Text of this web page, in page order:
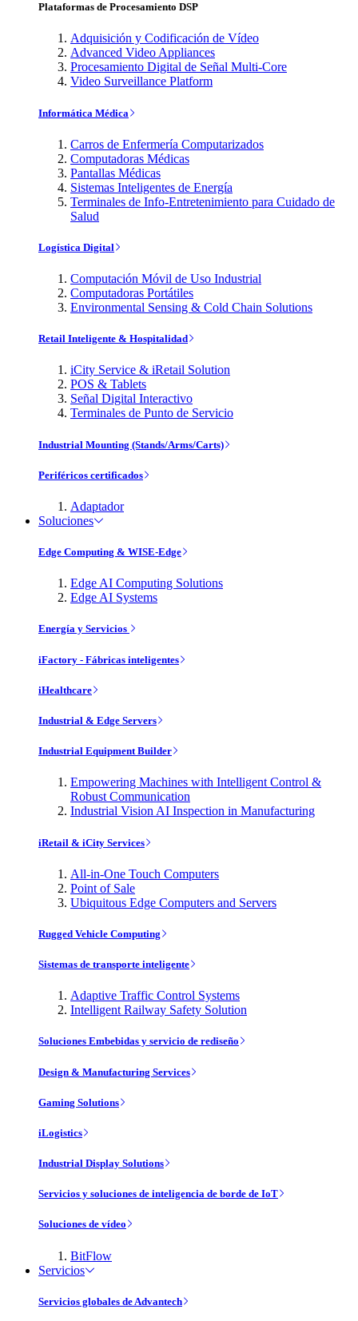
Plataformas de Procesamiento DSP
Adquisición y Codificación de Vídeo
Advanced Video Appliances
Procesamiento Digital de Señal Multi-Core
Video Surveillance Platform
Informática Médica
Carros de Enfermería Computarizados
Computadoras Médicas
Pantallas Médicas
Sistemas Inteligentes de Energía
Terminales de Info-Entretenimiento para Cuidado de
Salud
Logística Digital
Computación Móvil de Uso Industrial
Computadoras Portátiles
Environmental Sensing & Cold Chain Solutions
Retail Inteligente & Hospitalidad
iCity Service & iRetail Solution
POS & Tablets
Señal Digital Interactivo
Terminales de Punto de Servicio
Industrial Mounting (Stands/Arms/Carts)
Periféricos certificados
Adaptador
Soluciones
Edge Computing & WISE-Edge
Edge AI Computing Solutions
Edge AI Systems
Energía y Servicios
iFactory - Fábricas inteligentes
iHealthcare
Industrial & Edge Servers
Industrial Equipment Builder
Empowering Machines with Intelligent Control &
Robust Communication
Industrial Vision AI Inspection in Manufacturing
iRetail & iCity Services
All-in-One Touch Computers
Point of Sale
Ubiquitous Edge Computers and Servers
Rugged Vehicle Computing
Sistemas de transporte inteligente
Adaptive Traffic Control Systems
Intelligent Railway Safety Solution
Soluciones Embebidas y servicio de rediseño
Design & Manufacturing Services
Gaming Solutions
iLogistics
Industrial Display Solutions
Servicios y soluciones de inteligencia de borde de IoT
Soluciones de vídeo
BitFlow
Servicios
Servicios globales de Advantech